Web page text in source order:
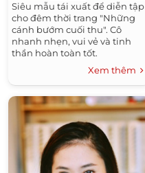
Siêu mẫu tái xuất để diễn tập
cho đêm thời trang "Những
cánh bướm cuối thu". Cô
nhanh nhẹn, vui vẻ và tinh
thần hoàn toàn tốt.
Xem thêm